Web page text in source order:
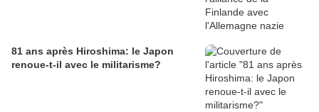
81 ans après Hiroshima: le Japon
renoue-t-il avec le militarisme?